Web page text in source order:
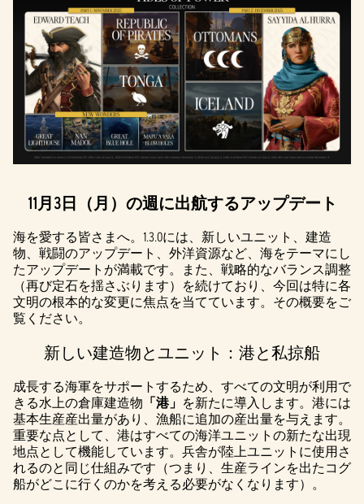
11月3日（月）の週に出航するアップデート
海を愛する皆さまへ。1.3.0には、新しいユニット、建造
物、戦闘のアップデート、外洋資源など、海をテーマにし
たアップデートが満載です。また、戦略的なバランス調整
（再び定石を揺さぶります）を続けており、今回は特に各
文明の根本的な変更に焦点を当てています。その概要をご
覧ください。
新しい建造物とユニット：港と私掠船
成長する海軍をサポートするため、すべての文明が利用で
きる水上の倉庫建造物 「港」 を新たに導入します。港には
基本生産産出量があり、漁船に追加の産出量を与えます。
重要な点として、港はすべての海洋ユニットの新たな出現
地点として機能しています。兵舎が陸上ユニットに使用さ
れるのと同じ仕組みです（つまり、生産ラインを出たコグ
船がどこに行くのかを考える必要がなくなります）。